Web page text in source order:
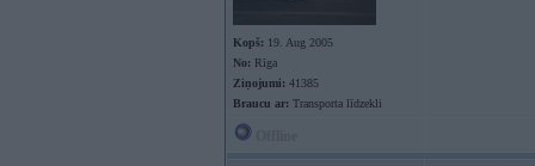
Kopš: 19. Aug 2005
No: Rīga
Ziņojumi: 41385
Braucu ar: Transporta līdzekli